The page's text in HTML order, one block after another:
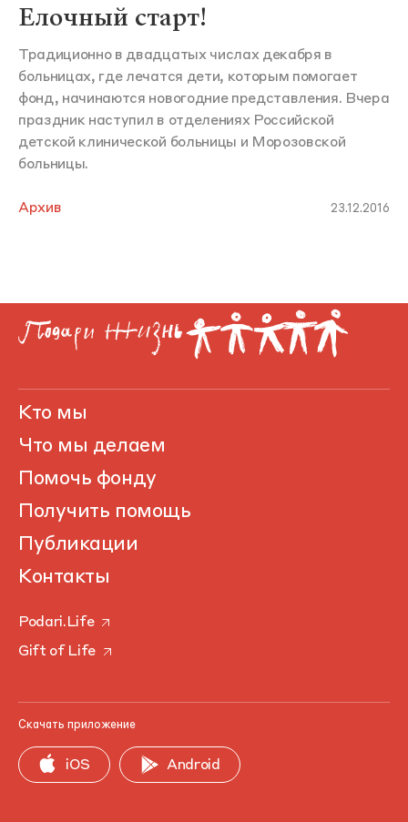
Елочный старт!
Традиционно в двадцатых числах декабря в
больницах, где лечатся дети, которым помогает
фонд, начинаются новогодние представления. Вчера
праздник наступил в отделениях Российской
детской клинической больницы и Морозовской
больницы.
Архив 23.12.2016
Кто мы
Что мы делаем
Помочь фонду
Получить помощь
Публикации
Контакты
Podari.Life
Gift of Life
Скачать приложение
iOS Android